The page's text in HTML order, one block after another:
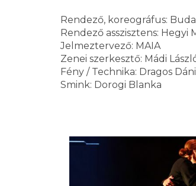
Rendező, koreográfus:
Rendező asszisztens: Hegyi
Jelmeztervező: MAIA
Zenei szerkesztő: Mádi
Fény / Technika: Dragos
Smink: Dorogi Blanka